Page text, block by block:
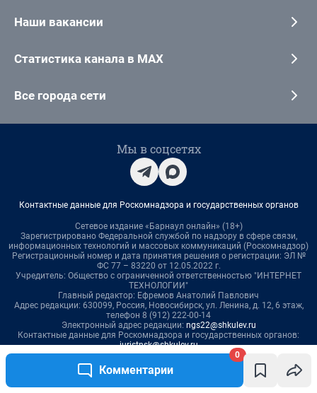
Комментарии
0
Наши вакансии
Статистика канала в MAX
Все города сети
Мы в соцсетях
Контактные данные для Роскомнадзора и государственных органов
Сетевое издание «Барнаул онлайн» (18+)
Зарегистрировано Федеральной службой по надзору в сфере связи,
информационных технологий и массовых коммуникаций (Роскомнадзор)
Регистрационный номер и дата принятия решения о регистрации: ЭЛ №
ФС 77 – 83220 от 12.05.2022 г.
Учредитель: Общество с ограниченной ответственностью "ИНТЕРНЕТ
ТЕХНОЛОГИИ"
Главный редактор: Ефремов Анатолий Павлович
Адрес редакции: 630099, Россия, Новосибирск, ул. Ленина, д. 12, 6 этаж,
телефон 8 (912) 222-00-14
Электронный адрес редакции: ngs22@shkulev.ru
Контактные данные для Роскомнадзора и государственных органов:
juristnsk@shkulev.ru
Техподдержка:help@shkulev.ru
По вопросам коммерческого сотрудничества:
Жапарова Жанна, менеджер по работе с федеральными клиентами